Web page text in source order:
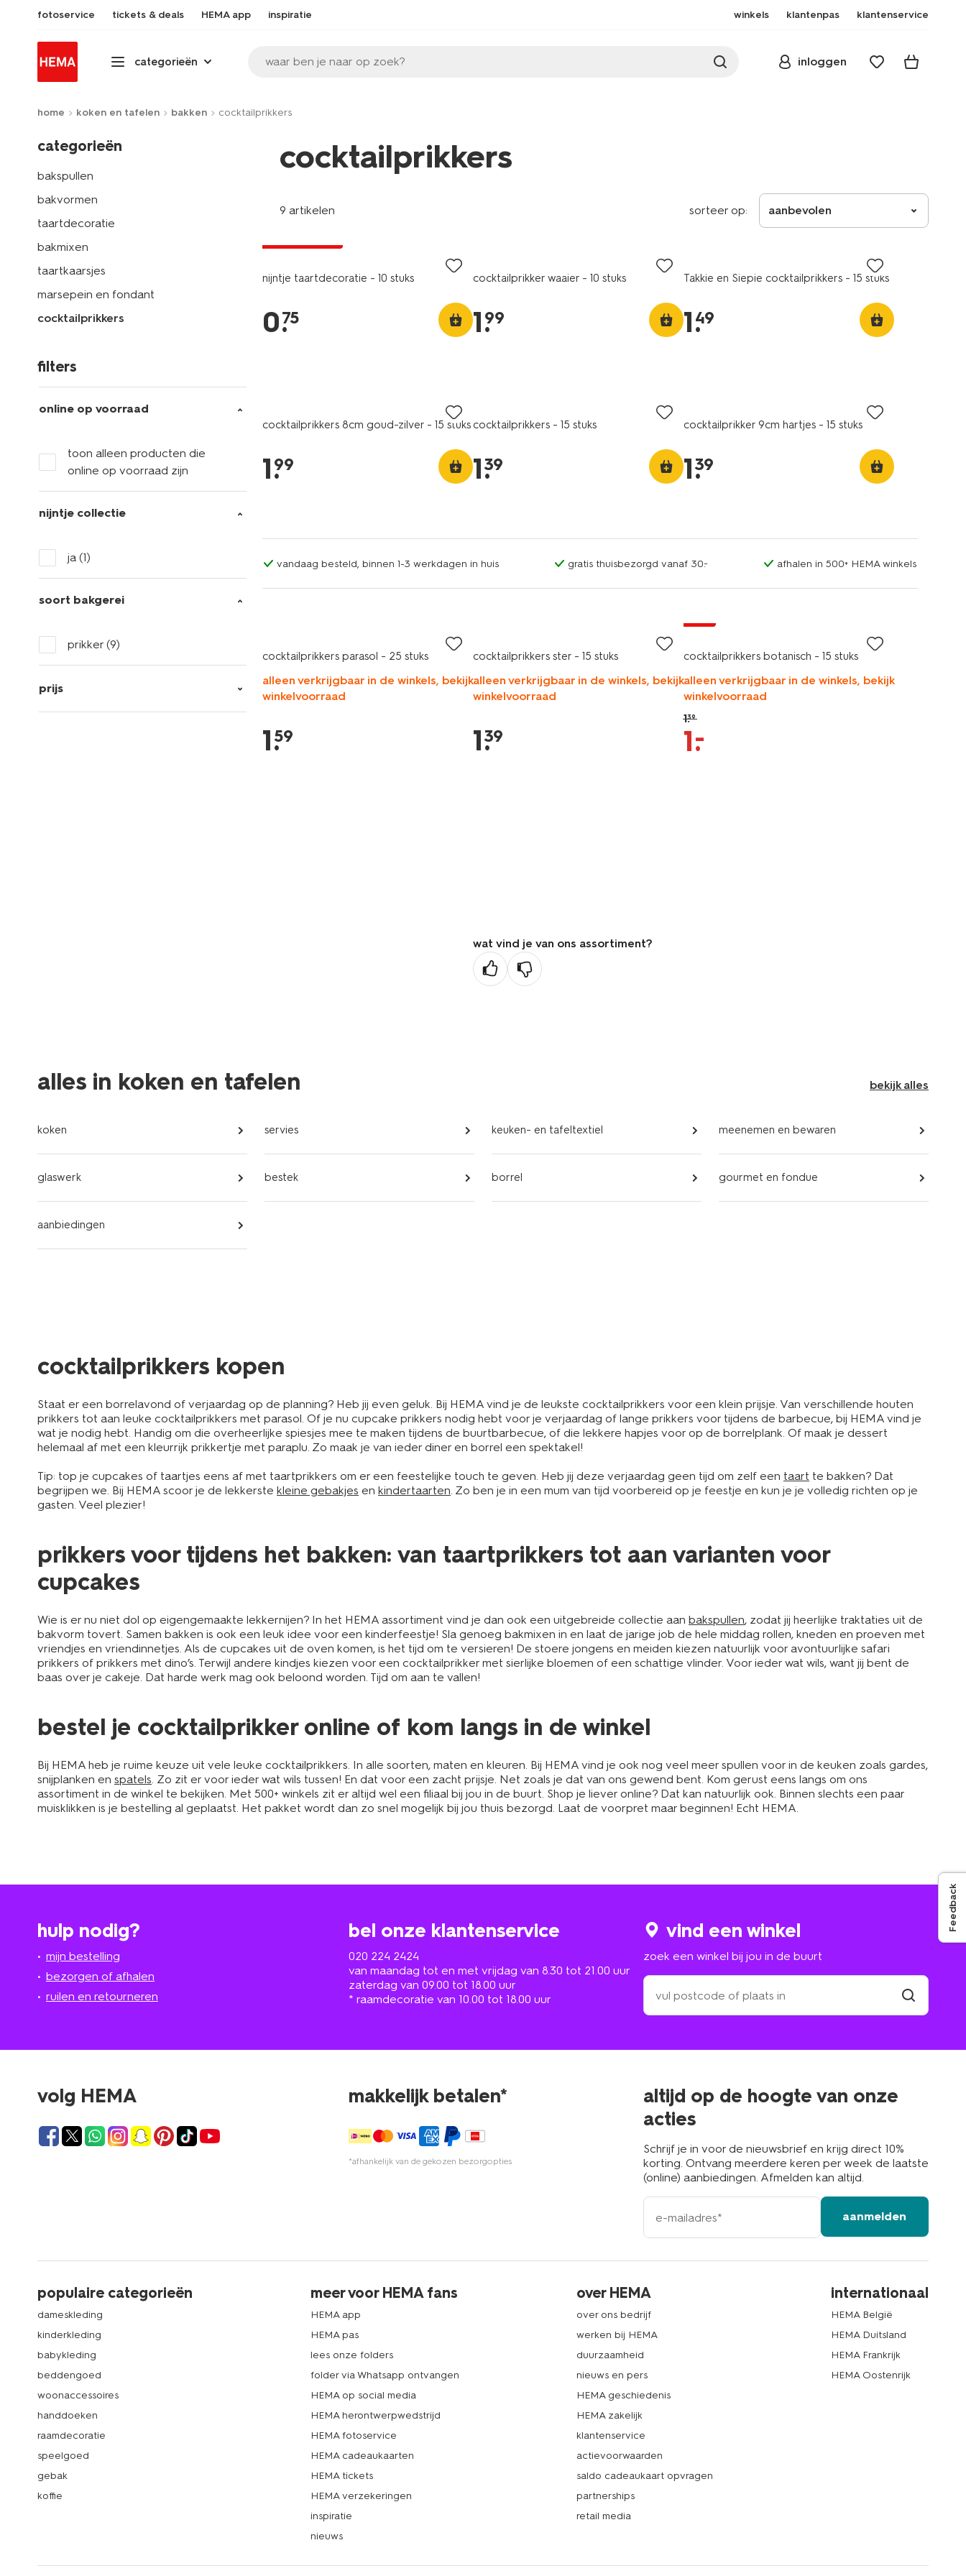
fotoservice tickets & deals HEMA app inspiratie winkels klantenpas klantenservice
categorieën waar ben je naar op zoek? inloggen
home koken en tafelen bakken cocktailprikkers
categorieën
bakspullen
bakvormen
taartdecoratie
bakmixen
taartkaarsjes
marsepein en fondant
cocktailprikkers
filters
online op voorraad
toon alleen producten die
online op voorraad zijn
nijntje collectie
ja (1)
soort bakgerei
prikker (9)
prijs
cocktailprikkers
9 artikelen sorteer op: aanbevolen
nijntje taartdecoratie - 10 stuks
0.
75
cocktailprikker waaier - 10 stuks
1.
99
Takkie en Siepie cocktailprikkers - 15 stuks
1.
49
cocktailprikkers 8cm goud-zilver - 15 stuks
1.
99
cocktailprikkers - 15 stuks
1.
39
cocktailprikker 9cm hartjes - 15 stuks
1.
39
vandaag besteld, binnen 1-3 werkdagen in huis gratis thuisbezorgd vanaf 30.- afhalen in 500+ HEMA winkels
cocktailprikkers parasol - 25 stuks
alleen verkrijgbaar in de winkels, bekijk
winkelvoorraad
1.
59
cocktailprikkers ster - 15 stuks
alleen verkrijgbaar in de winkels, bekijk
winkelvoorraad
1.
39
cocktailprikkers botanisch - 15 stuks
alleen verkrijgbaar in de winkels, bekijk
winkelvoorraad
1.39
1.
–
wat vind je van ons assortiment?
Feedback
alles in koken en tafelen bekijk alles
koken servies keuken- en tafeltextiel meenemen en bewaren
glaswerk bestek borrel gourmet en fondue
aanbiedingen
cocktailprikkers kopen
Staat er een borrelavond of verjaardag op de planning? Heb jij even geluk. Bij HEMA vind je de leukste cocktailprikkers voor een klein prijsje. Van verschillende houten
prikkers tot aan leuke cocktailprikkers met parasol. Of je nu cupcake prikkers nodig hebt voor je verjaardag of lange prikkers voor tijdens de barbecue, bij HEMA vind je
wat je nodig hebt. Handig om die overheerlijke spiesjes mee te maken tijdens de buurtbarbecue, of die lekkere hapjes voor op de borrelplank. Of maak je dessert
helemaal af met een kleurrijk prikkertje met paraplu. Zo maak je van ieder diner en borrel een spektakel!
Tip: top je cupcakes of taartjes eens af met taartprikkers om er een feestelijke touch te geven. Heb jij deze verjaardag geen tijd om zelf een taart te bakken? Dat
begrijpen we. Bij HEMA scoor je de lekkerste kleine gebakjes en kindertaarten. Zo ben je in een mum van tijd voorbereid op je feestje en kun je je volledig richten op je
gasten. Veel plezier!
prikkers voor tijdens het bakken: van taartprikkers tot aan varianten voor
cupcakes
Wie is er nu niet dol op eigengemaakte lekkernijen? In het HEMA assortiment vind je dan ook een uitgebreide collectie aan bakspullen, zodat jij heerlijke traktaties uit de
bakvorm tovert. Samen bakken is ook een leuk idee voor een kinderfeestje! Sla genoeg bakmixen in en laat de jarige job de hele middag rollen, kneden en proeven met
vriendjes en vriendinnetjes. Als de cupcakes uit de oven komen, is het tijd om te versieren! De stoere jongens en meiden kiezen natuurlijk voor avontuurlijke safari
prikkers of prikkers met dino’s. Terwijl andere kindjes kiezen voor een cocktailprikker met sierlijke bloemen of een schattige vlinder. Voor ieder wat wils, want jij bent de
baas over je cakeje. Dat harde werk mag ook beloond worden. Tijd om aan te vallen!
bestel je cocktailprikker online of kom langs in de winkel
Bij HEMA heb je ruime keuze uit vele leuke cocktailprikkers. In alle soorten, maten en kleuren. Bij HEMA vind je ook nog veel meer spullen voor in de keuken zoals gardes,
snijplanken en spatels. Zo zit er voor ieder wat wils tussen! En dat voor een zacht prijsje. Net zoals je dat van ons gewend bent. Kom gerust eens langs om ons
assortiment in de winkel te bekijken. Met 500+ winkels zit er altijd wel een filiaal bij jou in de buurt. Shop je liever online? Dat kan natuurlijk ook. Binnen slechts een paar
muisklikken is je bestelling al geplaatst. Het pakket wordt dan zo snel mogelijk bij jou thuis bezorgd. Laat de voorpret maar beginnen! Echt HEMA.
hulp nodig?
mijn bestelling
bezorgen of afhalen
ruilen en retourneren
bel onze klantenservice
020 224 2424
van maandag tot en met vrijdag van 8.30 tot 21.00 uur
zaterdag van 09.00 tot 18.00 uur
* raamdecoratie van 10.00 tot 18.00 uur
vind een winkel
zoek een winkel bij jou in de buurt
zoek
een
winkel
in
volg HEMA makkelijk betalen*
*afhankelijk van de gekozen bezorgopties
altijd op de hoogte van onze
acties
Schrijf je in voor de nieuwsbrief en krijg direct 10%
korting. Ontvang meerdere keren per week de laatste
(online) aanbiedingen. Afmelden kan altijd.
e-
mailadres
aanmelden
populaire categorieën
dameskleding
kinderkleding
babykleding
beddengoed
woonaccessoires
handdoeken
raamdecoratie
speelgoed
gebak
koffie
meer voor HEMA fans
HEMA app
HEMA pas
lees onze folders
folder via Whatsapp ontvangen
HEMA op social media
HEMA herontwerpwedstrijd
HEMA fotoservice
HEMA cadeaukaarten
HEMA tickets
HEMA verzekeringen
inspiratie
nieuws
over HEMA
over ons bedrijf
werken bij HEMA
duurzaamheid
nieuws en pers
HEMA geschiedenis
HEMA zakelijk
klantenservice
actievoorwaarden
saldo cadeaukaart opvragen
partnerships
retail media
internationaal
HEMA België
HEMA Duitsland
HEMA Frankrijk
HEMA Oostenrijk